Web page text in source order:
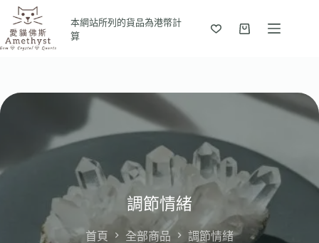
本網站所列的貨品為港幣計
算
調節情緒
首頁 全部商品 調節情緒